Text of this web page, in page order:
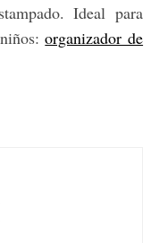
Ideal para
organizador de